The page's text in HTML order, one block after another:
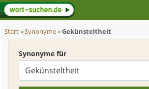
Start»Synonyme»Gekünsteltheit
Synonyme für